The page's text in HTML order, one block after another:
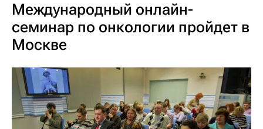
Международный онлайн-
семинар по онкологии пройдет в
Москве